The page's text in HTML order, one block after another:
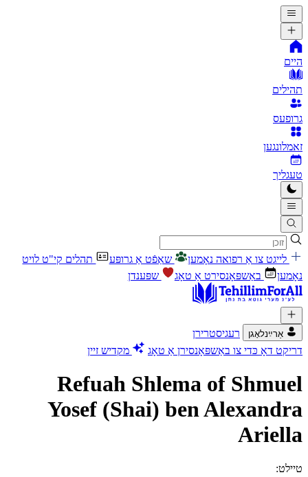
היים
תהילים
גרופעס
זאמלונגען
טעגליך
לייגט צו אַ רפואה נאָמען שאַפֿט אַ גרופּע
תהלים קי"ט לויט
נאָמען
באַשפּאָנסירט אַ טאָג שפּענדן
אַרײַנלאָגן
רעגיסטרירן
דריקט דאָ כּדי צו באַשפּאָנסירן אַ טאָג
מקדיש זיין
Refuah Shlema of Shmuel
Yosef (Shai) ben Alexandra
Ariella
טיילט: